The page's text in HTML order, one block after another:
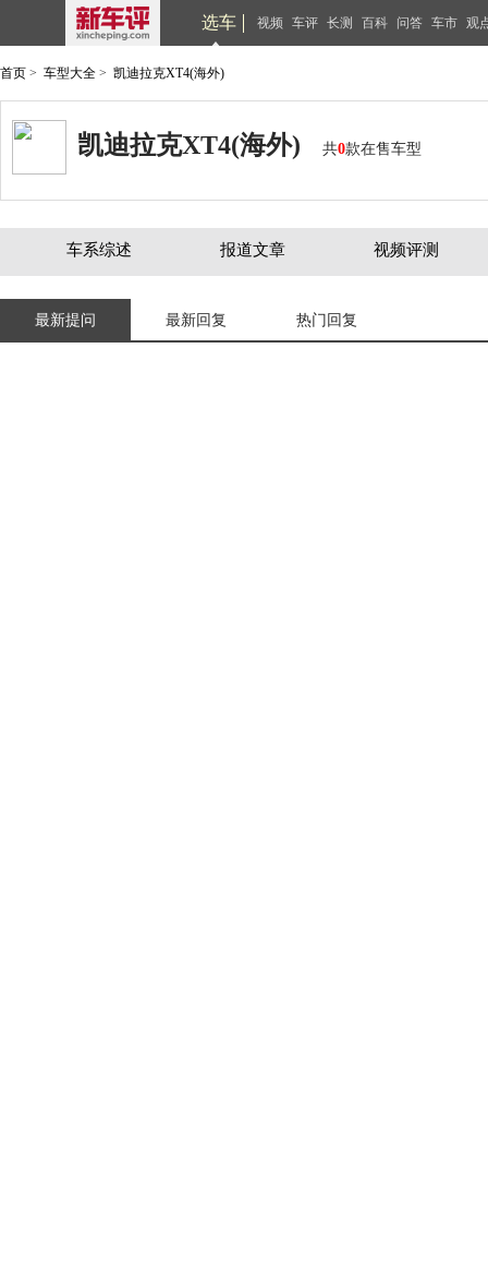
选车 视频 车评 长测 百科 问答 车市 观
首页 > 车型大全 > 凯迪拉克XT4(海外)
凯迪拉克XT4(海外) 共0款在售车型
车系综述 报道文章 视频评测
最新提问 最新回复 热门回复